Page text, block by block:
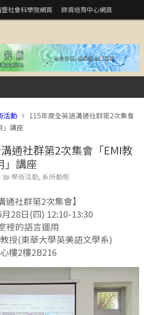
社會科學院網頁 師資培育中心網頁
活動
115年度全英語溝通社群第2次集會
」講座
通社群第2次集會「EMI教
」講座
學術活動, 系所動態
通社群第2次集會】
28日(四) 12:10-13:30
裡的語言運用
授(東華大學英美語文學系)
樓2樓2B216